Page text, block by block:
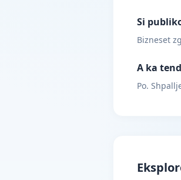
Si
Bizneset
A ka
Po.